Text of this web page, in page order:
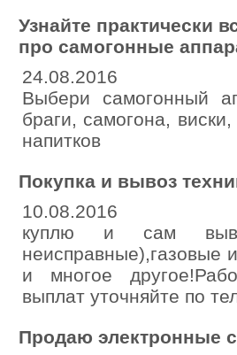
Узнайте практически
про самогонные
24.08.2016
Выбери самогонный
браги, самогона,
напитков
Покупка и вывоз
10.08.2016
куплю и сам
неисправные),газовые
и многое
выплат уточняйте по
Продаю электронные